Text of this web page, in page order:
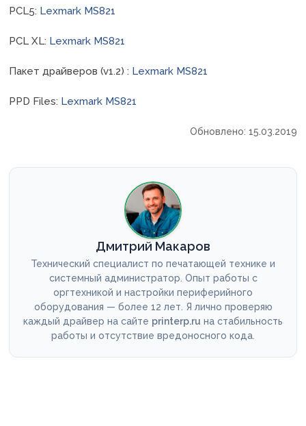
PCL5: Lexmark MS821
PCL XL: Lexmark MS821
Пакет драйверов (v1.2) : Lexmark MS821
PPD Files: Lexmark MS821
Обновлено: 15.03.2019
Дмитрий Макаров
Технический специалист по печатающей технике и
системный администратор. Опыт работы с
оргтехникой и настройки периферийного
оборудования — более 12 лет. Я лично проверяю
каждый драйвер на сайте printerp.ru на стабильность
работы и отсутствие вредоносного кода.